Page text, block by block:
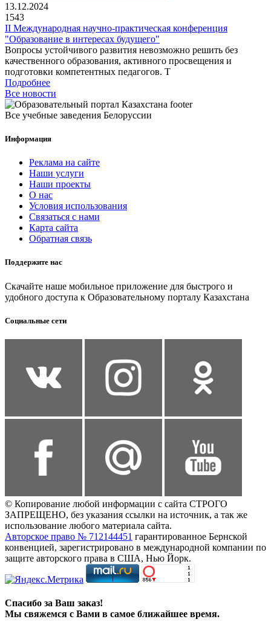
13.12.2024
1543
II Международная научно-практическая конференция
"Образование в интересах будущего"
Вопросы устойчивого развития невозможно решить без
качественного образования, активного просвещения и
подготовки компетентных педагогов. Т
Подробнее
Все новости
Все учебные заведения Белоруссии
Информация
Реклама на сайте
Наши услуги
Наши проекты
О нас
Условия использования
Связаться с нами
Карта сайта
Обратная связь
Поддержите нас
Скачайте наше мобильное приложение для быстрого и
удобного доступа к Образовательному порталу Казахстана
Социальные сети
© Копирование любой информации с сайта СТРОГО
ЗАПРЕЩЕНО, без указания ссылки на источник, а так же
использование любого материала сайта.
Авторское право № 712144451 гарантированное Бернской
конвенцией, зарегистрировано в международной компании по
защите авторского права в США, Нью Йорк.
Спасибо за Ваш заказ!
Мы свяжемся с Вами в самое ближайшее время.